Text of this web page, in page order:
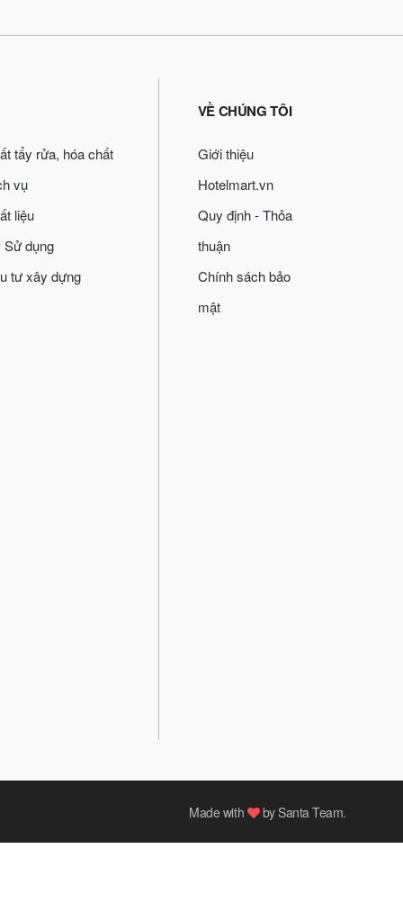
tẩy rửa, hóa chất
vụ
liệu
Sử dụng
tư xây dựng
VỀ CHÚNG TÔI
Giới thiệu
Hotelmart.vn
Quy định - Thỏa
thuận
Chính sách bảo
mật
Made with by Santa Team.